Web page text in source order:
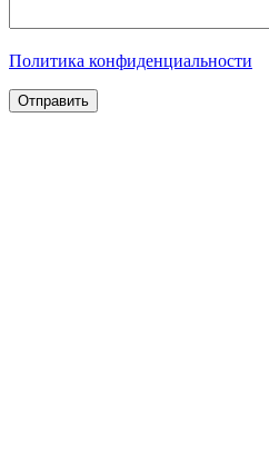
Политика конфиденциальности